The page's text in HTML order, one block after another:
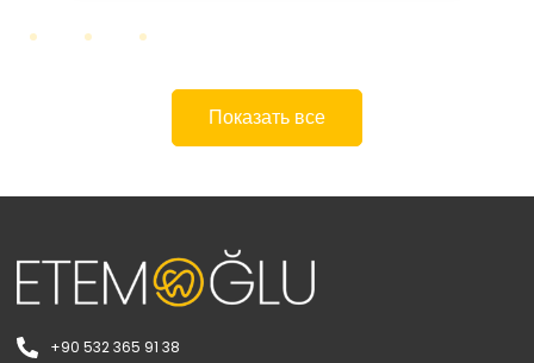
Показать все
+90 532 365 91 38